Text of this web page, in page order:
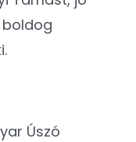
Úszó